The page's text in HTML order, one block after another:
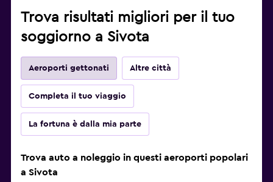
Trova risultati migliori per il tuo
soggiorno a Sivota
Aeroporti gettonati Altre città
Completa il tuo viaggio
La fortuna è dalla mia parte
Trova auto a noleggio in questi aeroporti popolari
a Sivota